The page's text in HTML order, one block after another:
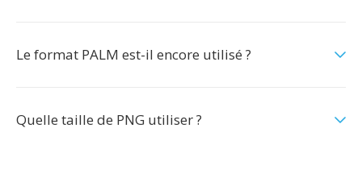
Le format PALM est-il encore utilisé ?
Quelle taille de PNG utiliser ?